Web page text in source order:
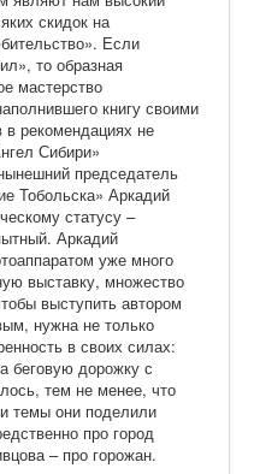
скидок на
Если
то образная
мастерство
книгу своими
рекомендациях не
Сибири»
председатель
Тобольска» Аркадий
статусу –
Аркадий
уже много
выставку, множество
выступить автором
нужна не только
в своих силах:
беговую дорожку с
тем не менее, что
темы они поделили
про город
– про горожан.